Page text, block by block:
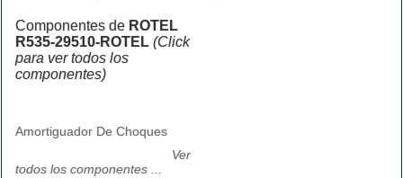
Componentes de ROTEL
R535-29510-ROTEL (Click
para ver todos los
componentes)
Amortiguador De Choques
Ver
todos los componentes ...